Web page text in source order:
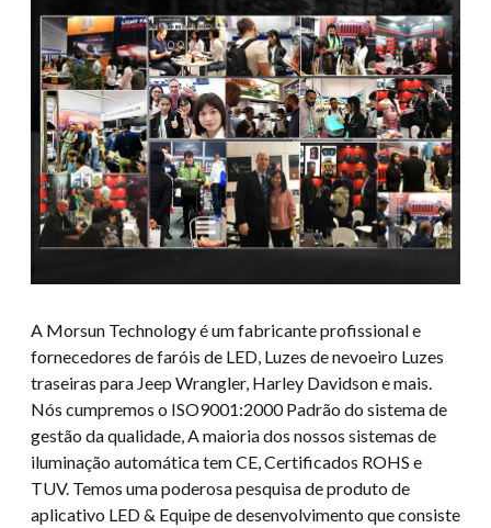
A Morsun Technology é um fabricante profissional e
fornecedores de faróis de LED, Luzes de nevoeiro Luzes
traseiras para Jeep Wrangler, Harley Davidson e mais.
Nós cumpremos o ISO9001:2000 Padrão do sistema de
gestão da qualidade, A maioria dos nossos sistemas de
iluminação automática tem CE, Certificados ROHS e
TUV. Temos uma poderosa pesquisa de produto de
aplicativo LED & Equipe de desenvolvimento que consiste